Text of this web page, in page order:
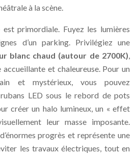
à la scène.
primordiale. Fuyez les lumières
d’un parking. Privilégiez une
blanc chaud (autour de 2700K),
et chaleureuse. Pour un
et mystérieux, vous pouvez
LED sous le rebord de pots
créer un halo lumineux, un « effet
leur masse imposante.
progrès et représente une
les travaux électriques, tout en